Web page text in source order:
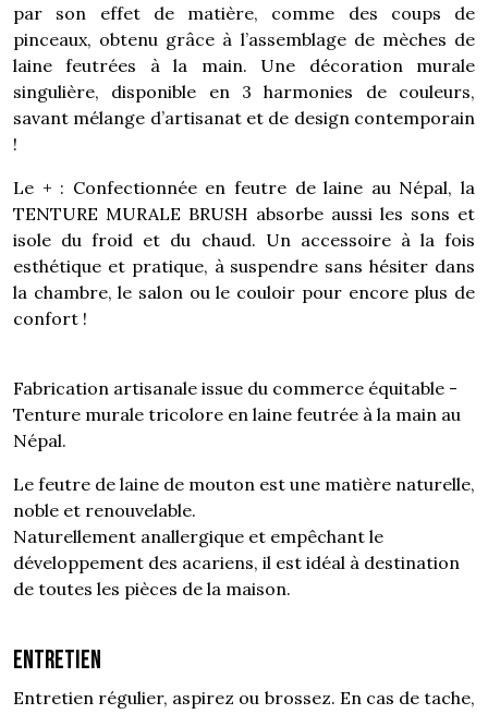
par son effet de matière, comme des coups de
pinceaux, obtenu grâce à l’assemblage de mèches de
laine feutrées à la main. Une décoration murale
singulière, disponible en 3 harmonies de couleurs,
savant mélange d’artisanat et de design contemporain
!
Le + : Confectionnée en feutre de laine au Népal, la
TENTURE MURALE BRUSH absorbe aussi les sons et
isole du froid et du chaud. Un accessoire à la fois
esthétique et pratique, à suspendre sans hésiter dans
la chambre, le salon ou le couloir pour encore plus de
confort !
Fabrication artisanale issue du commerce équitable -
Tenture murale tricolore en laine feutrée à la main au
Népal.
Le feutre de laine de mouton est une matière naturelle,
noble et renouvelable.
Naturellement anallergique et empêchant le
développement des acariens, il est idéal à destination
de toutes les pièces de la maison.
Entretien
Entretien régulier, aspirez ou brossez. En cas de tache,